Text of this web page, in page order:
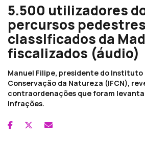
5.500 utilizadores
percursos pedestres
classificados da
fiscalizados (áudio)
Manuel Filipe, presidente do Instituto
Conservação da Natureza (IFCN),
contraordenações que foram
infrações.